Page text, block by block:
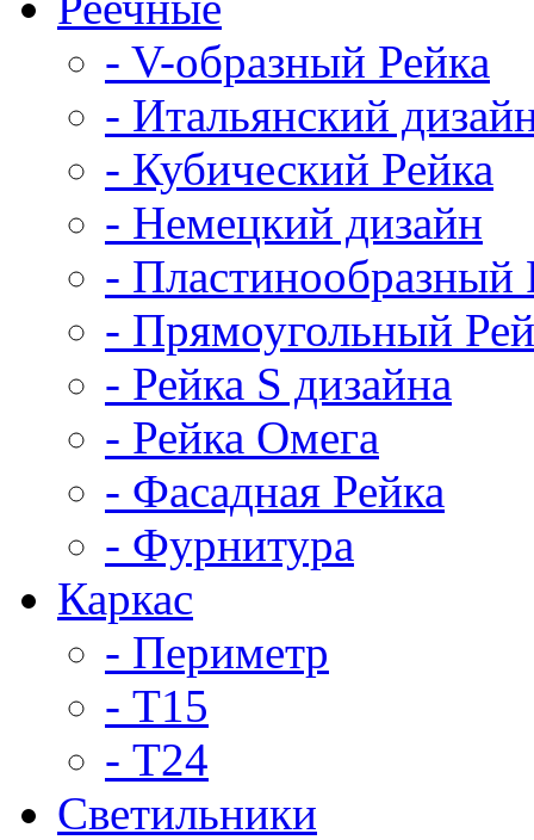
- V-образный Рейка
- Итальянский
- Кубический Рейка
- Немецкий дизайн
- Пластинообразный
- Прямоугольный
- Рейка S дизайна
- Рейка Омега
- Фасадная Рейка
- Фурнитура
Каркас
- Периметр
- Т15
- Т24
Светильники